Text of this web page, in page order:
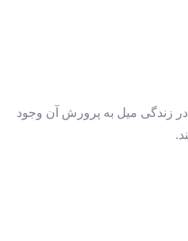
زندگی میل به پرورش آن وجود